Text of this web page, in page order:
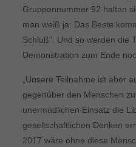
Gruppennummer 92 halten
man weiß ja: Das Beste
Schluß“. Und so werden die
Demonstration zum Ende
„Unsere Teilnahme ist aber
gegenüber den Menschen
unermüdlichen Einsatz die
gesellschaftlichen Denken
2017 wäre ohne diese